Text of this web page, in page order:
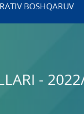
BOSHQARUV
-